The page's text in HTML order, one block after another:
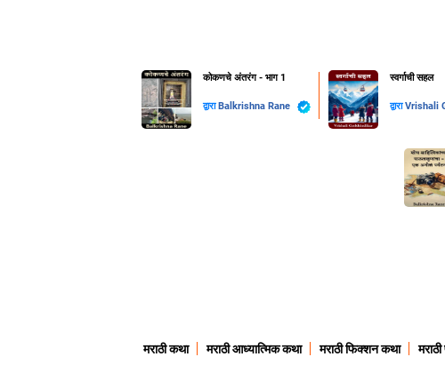
कोकणचे अंतरंग - भाग 1
द्वारा Balkrishna Rane
स्वर्गाची सहल
द्वाराVrishali
मराठी कथा मराठी आध्यात्मिक कथा मराठी फिक्शन कथा